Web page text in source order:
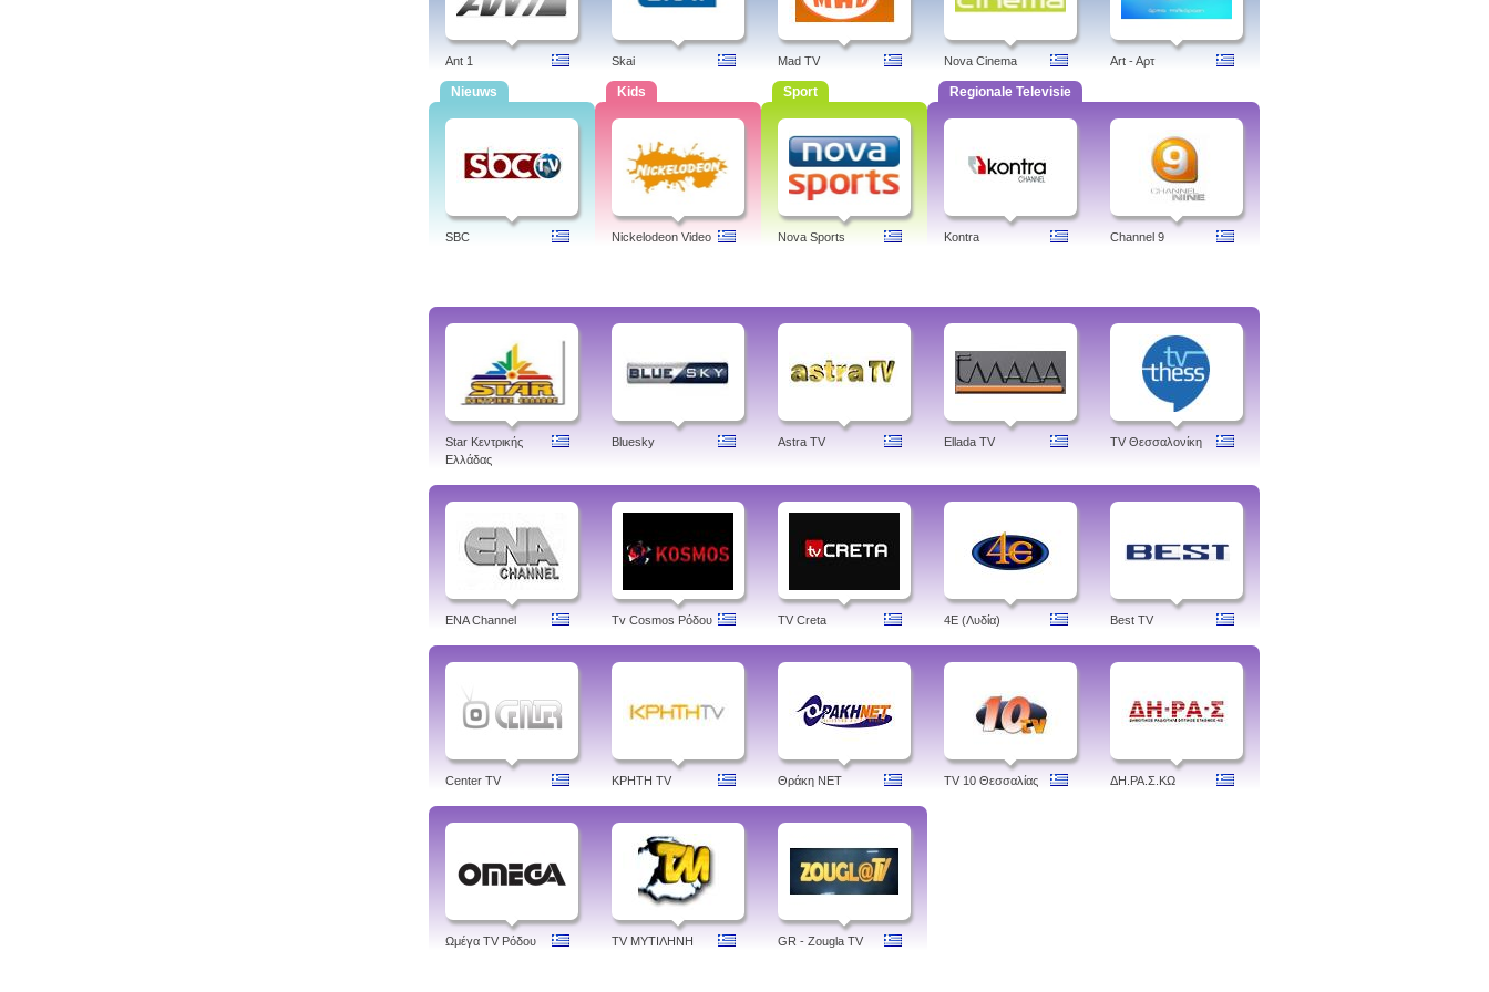
Ant 1 Skai Mad TV Nova Cinema Art - Aρτ
Nieuws
SBC
Kids
Nickelodeon Video
Sport
Nova Sports
Regionale Televisie
Kontra Channel 9
Star Κεντρικής
Ελλάδας
Bluesky Astra TV Ellada TV TV Θεσσαλονίκη
ENA Channel Tv Cosmos Ρόδου TV Creta 4Ε (Λυδία) Best TV
Center TV ΚΡΗΤΗ TV Θράκη NET TV 10 Θεσσαλίας ΔH.ΡΑ.Σ.ΚΩ
Ωμέγα TV Ρόδου TV ΜΥΤΙΛΗΝΗ GR - Zougla TV